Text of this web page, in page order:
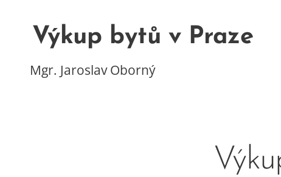
Výkup bytů v Praze
Mgr. Jaroslav Oborný